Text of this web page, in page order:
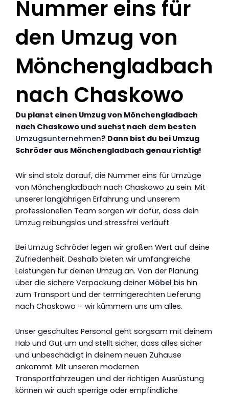
Nummer eins für
den Umzug von
Mönchengladbach
nach Chaskowo
Du planst einen Umzug von Mönchengladbach
nach Chaskowo und suchst nach dem besten
Umzugsunternehmen? Dann bist du bei Umzug
Schröder aus Mönchengladbach genau richtig!
Wir sind stolz darauf, die Nummer eins für Umzüge
von Mönchengladbach nach Chaskowo zu sein. Mit
unserer langjährigen Erfahrung und unserem
professionellen Team sorgen wir dafür, dass dein
Umzug reibungslos und stressfrei verläuft.
Bei Umzug Schröder legen wir großen Wert auf deine
Zufriedenheit. Deshalb bieten wir umfangreiche
Leistungen für deinen Umzug an. Von der Planung
über die sichere Verpackung deiner Möbel bis hin
zum Transport und der termingerechten Lieferung
nach Chaskowo – wir kümmern uns um alles.
Unser geschultes Personal geht sorgsam mit deinem
Hab und Gut um und stellt sicher, dass alles sicher
und unbeschädigt in deinem neuen Zuhause
ankommt. Mit unseren modernen
Transportfahrzeugen und der richtigen Ausrüstung
können wir auch sperrige oder empfindliche